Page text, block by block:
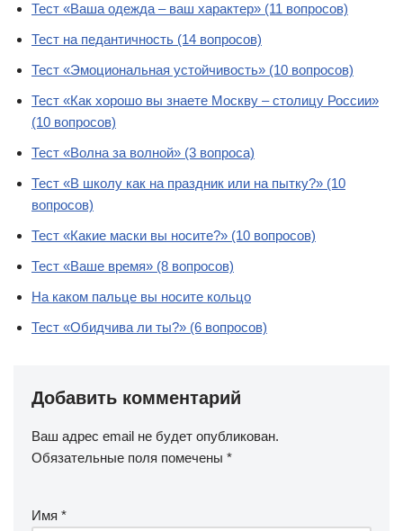
Тест «Ваша одежда – ваш характер» (11 вопросов)
Тест на педантичность (14 вопросов)
Тест «Эмоциональная устойчивость» (10 вопросов)
Тест «Как хорошо вы знаете Москву – столицу России»
(10 вопросов)
Тест «Волна за волной» (3 вопроса)
Тест «В школу как на праздник или на пытку?» (10
вопросов)
Тест «Какие маски вы носите?» (10 вопросов)
Тест «Ваше время» (8 вопросов)
На каком пальце вы носите кольцо
Тест «Обидчива ли ты?» (6 вопросов)
Добавить комментарий
Ваш адрес email не будет опубликован.
Обязательные поля помечены *
Имя *